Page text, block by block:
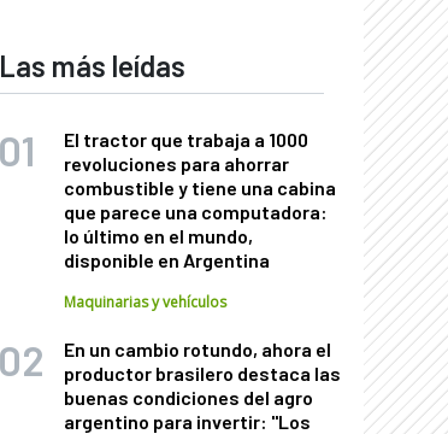
Las más leídas
El tractor que trabaja a 1000
revoluciones para ahorrar
combustible y tiene una cabina
que parece una computadora:
lo último en el mundo,
disponible en Argentina
Maquinarias y vehículos
En un cambio rotundo, ahora el
productor brasilero destaca las
buenas condiciones del agro
argentino para invertir: "Los